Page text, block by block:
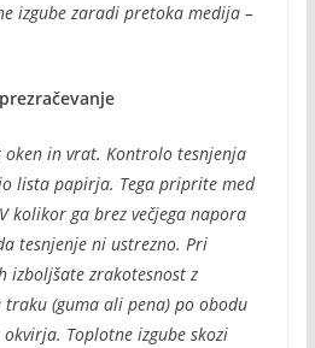
izgube zaradi pretoka medija –
oken in vrat. Kontrolo tesnjenja
lista papirja. Tega priprite med
kolikor ga brez večjega napora
tesnjenje ni ustrezno. Pri
izboljšate zrakotesnost z
(guma ali pena) po obodu
Toplotne izgube skozi